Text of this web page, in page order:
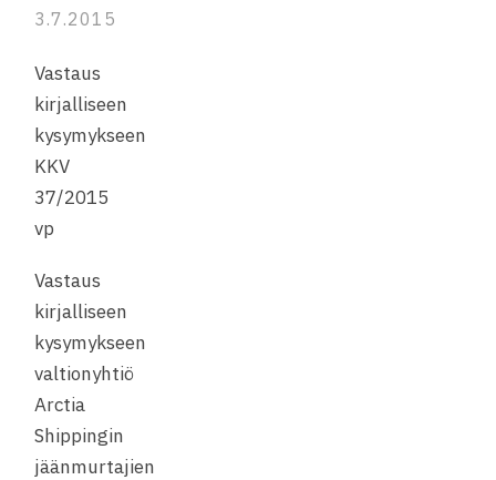
3.7.2015
Vastaus
kirjalliseen
kysymykseen
KKV
37/2015
vp
Vastaus
kirjalliseen
kysymykseen
valtionyhtiö
Arctia
Shippingin
jäänmurtajien